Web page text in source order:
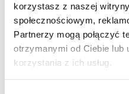
korzystasz z naszej
społecznościowym,
Partnerzy mogą połączyć
otrzymanymi od Ciebie lub
korzystania z ich usług.
2 mniejsze
lub starte na
2 łodygi selera
plasterki
1 duża cebula